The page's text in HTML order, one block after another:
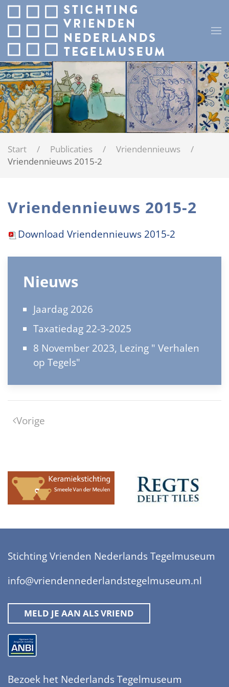
Terug naar hoofdinhoud
Start Publicaties
Vriendennieuws
Vriendennieuws 2015-2
Vriendennieuws 2015-2
Download Vriendennieuws 2015-2
Nieuws
Jaardag 2026
Taxatiedag 22-3-2025
8 November 2023, Lezing " Verhalen
op Tegels"
Vorige
Stichting Vrienden Nederlands Tegelmuseum
info@vriendennederlandstegelmuseum.nl
MELD JE AAN ALS VRIEND
Bezoek het Nederlands Tegelmuseum